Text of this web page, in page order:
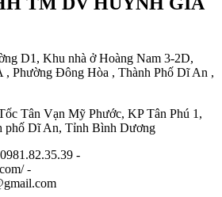
D1, Khu nhà ở Hoàng Nam 3-2D,
Phường Đông Hòa , Thành Phố Dĩ An ,
Tân Vạn Mỹ Phước, KP Tân Phú 1,
phố Dĩ An, Tỉnh Bình Dương
-
-